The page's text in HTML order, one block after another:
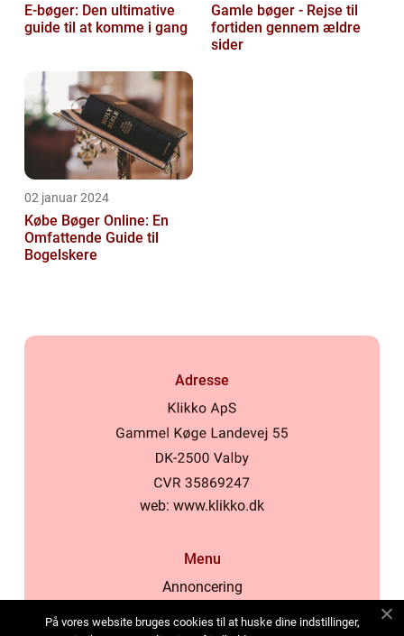
E-bøger: Den ultimative
guide til at komme i gang
Gamle bøger - Rejse til
fortiden gennem ældre
sider
02 januar 2024
Købe Bøger Online: En
Omfattende Guide til
Bogelskere
Adresse
web: www.klikko.dk
Menu
Annoncering
På vores website bruges cookies til at huske dine indstillinger,